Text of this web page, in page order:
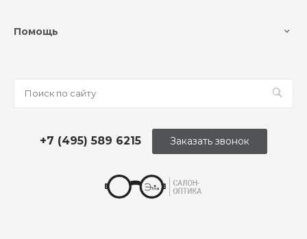
Помощь
+7 (495) 589 6215 Заказать звонок